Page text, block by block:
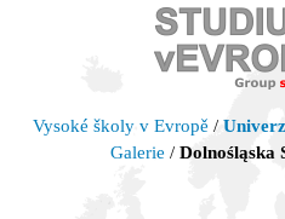
Vysoké školy v Evropě /
Galerie / Dolnośląska